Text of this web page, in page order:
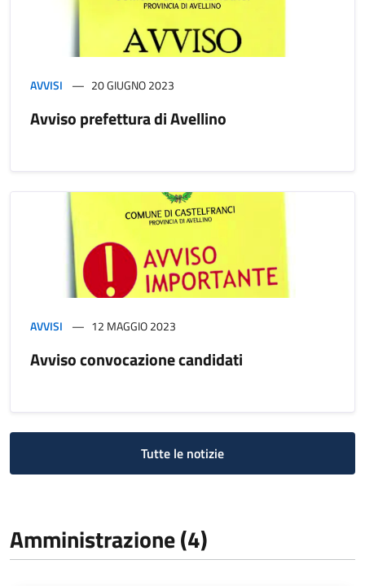
AVVISI 20 GIUGNO 2023
Avviso prefettura di Avellino
AVVISI 12 MAGGIO 2023
Avviso convocazione candidati
Tutte le notizie
Amministrazione (4)